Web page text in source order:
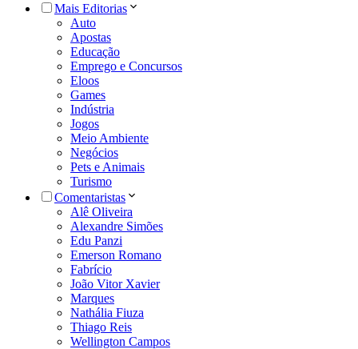
Mais Editorias
Auto
Apostas
Educação
Emprego e Concursos
Eloos
Games
Indústria
Jogos
Meio Ambiente
Negócios
Pets e Animais
Turismo
Comentaristas
Alê Oliveira
Alexandre Simões
Edu Panzi
Emerson Romano
Fabrício
João Vitor Xavier
Marques
Nathália Fiuza
Thiago Reis
Wellington Campos